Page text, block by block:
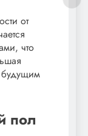
от
что
будущим
пол